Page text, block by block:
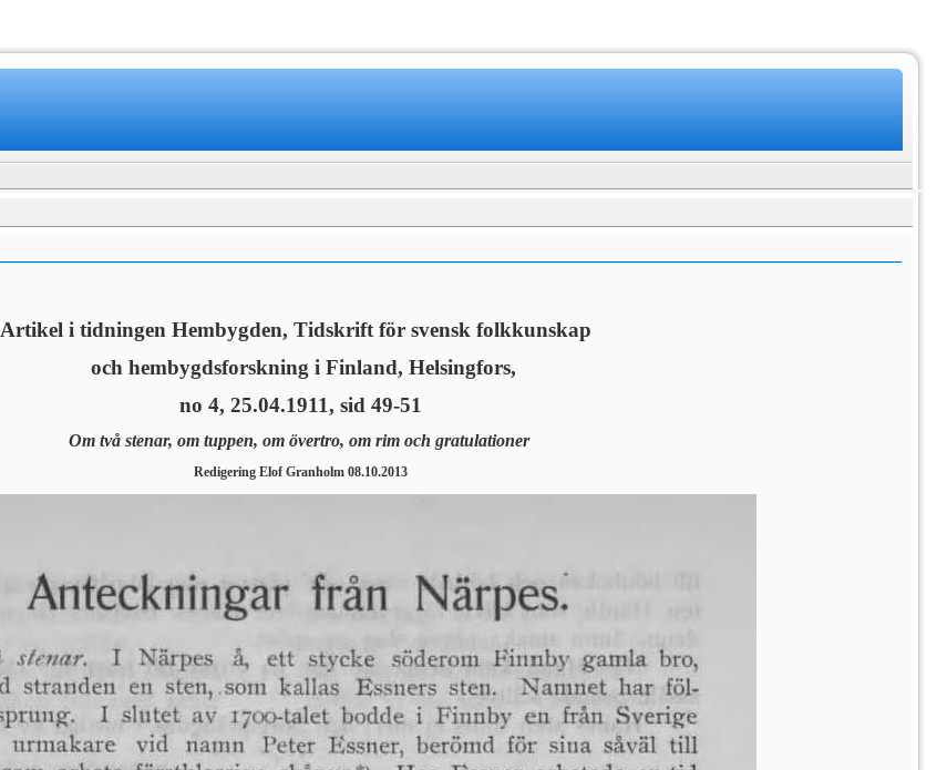
Artikel i tidningen Hembygden, Tidskrift för svensk folkkunskap
och hembygdsforskning i Finland, Helsingfors,
no 4, 25.04.1911, sid 49-51
Om två stenar, om tuppen, om övertro, om rim och gratulationer
Redigering Elof Granholm 08.10.2013